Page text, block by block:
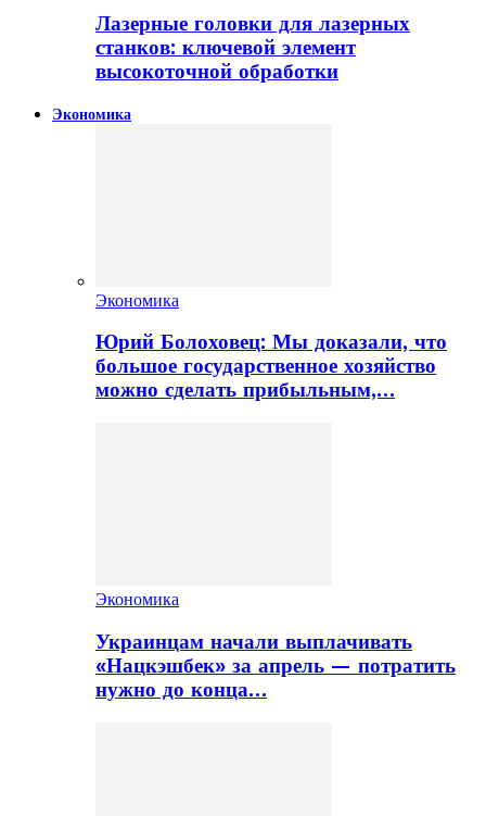
Лазерные головки для лазерных
станков: ключевой элемент
высокоточной обработки
Экономика
Экономика
Юрий Болоховец: Мы доказали, что
большое государственное хозяйство
можно сделать прибыльным,…
Экономика
Украинцам начали выплачивать
«Нацкэшбек» за апрель — потратить
нужно до конца…